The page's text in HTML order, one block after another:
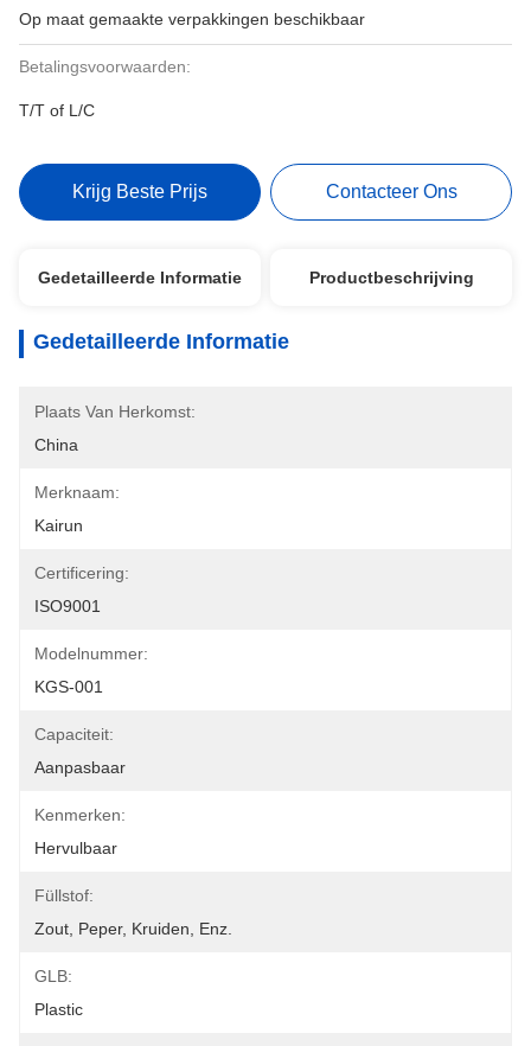
Op maat gemaakte verpakkingen beschikbaar
Betalingsvoorwaarden:
T/T of L/C
Krijg Beste Prijs Contacteer Ons
Gedetailleerde Informatie Productbeschrijving
Gedetailleerde Informatie
Plaats Van Herkomst:
China
Merknaam:
Kairun
Certificering:
ISO9001
Modelnummer:
KGS-001
Capaciteit:
Aanpasbaar
Kenmerken:
Hervulbaar
Füllstof:
Zout, Peper, Kruiden, Enz.
GLB:
Plastic